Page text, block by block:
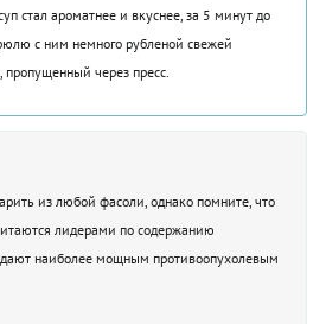
стал ароматнее и вкуснее, за 5 минут до
с ним немного рубленой свежей
через пресс.
из любой фасоли, однако помните, что
лидерами по содержанию
наиболее мощным противоопухолевым